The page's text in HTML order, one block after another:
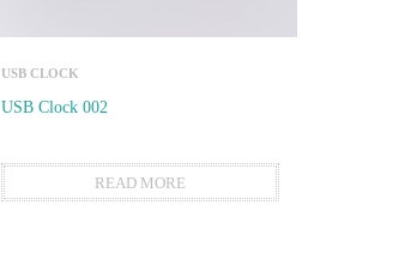
USB CLOCK
USB Clock 002
READ MORE